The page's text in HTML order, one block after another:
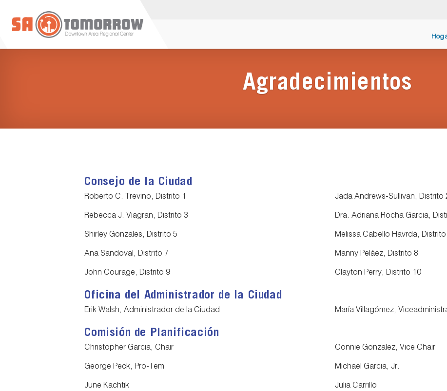
Agradecimientos
Consejo de la Ciudad
Roberto C. Trevino, Distrito 1 Jada Andrews-Sullivan, Distrito
Rebecca J. Viagran, Distrito 3 Dra. Adriana Rocha Garcia,
Shirley Gonzales, Distrito 5 Melissa Cabello Havrda,
Ana Sandoval, Distrito 7 Manny Peláez, Distrito 8
John Courage, Distrito 9 Clayton Perry, Distrito 10
Oficina del Administrador de la Ciudad
Erik Walsh, Administrador de la Ciudad María Villagómez,
Comisión de Planificación
Christopher Garcia, Chair Connie Gonzalez, Vice Chair
George Peck, Pro-Tem Michael Garcia, Jr.
June Kachtik Julia Carrillo